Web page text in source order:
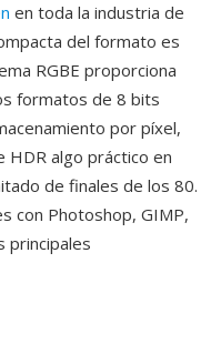
en toda la industria de
del formato es
RGBE proporciona
formatos de 8 bits
por píxel,
HDR algo práctico en
de finales de los 80.
con Photoshop, GIMP,
principales